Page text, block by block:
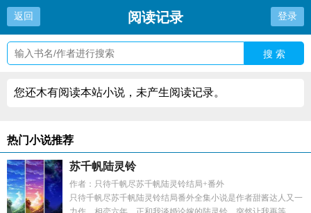
返回 阅读记录 登录
搜 索
您还木有阅读本站小说，未产生阅读记录。
热门小说推荐
苏千帆陆灵铃
作者：只待千帆尽苏千帆陆灵铃结局+番外
只待千帆尽苏千帆陆灵铃结局番外全集小说是作者甜酱达人又一